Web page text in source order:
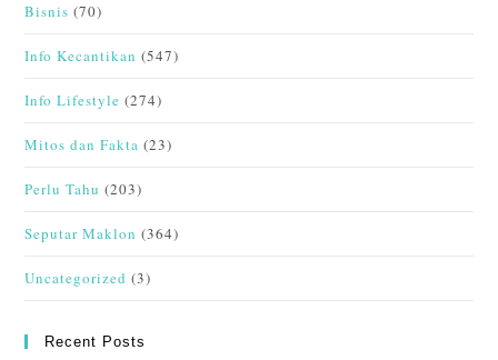
Bisnis (70)
Info Kecantikan (547)
Info Lifestyle (274)
Mitos dan Fakta (23)
Perlu Tahu (203)
Seputar Maklon (364)
Uncategorized (3)
Recent Posts